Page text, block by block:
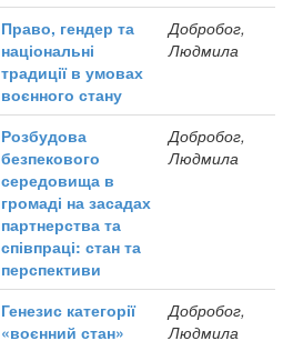
Право, гендер та
національні
традиції в умовах
воєнного стану
Добробог,
Людмила
Розбудова
безпекового
середовища в
громаді на засадах
партнерства та
співпраці: стан та
перспективи
Добробог,
Людмила
Генезис категорії
«воєнний стан»
Добробог,
Людмила